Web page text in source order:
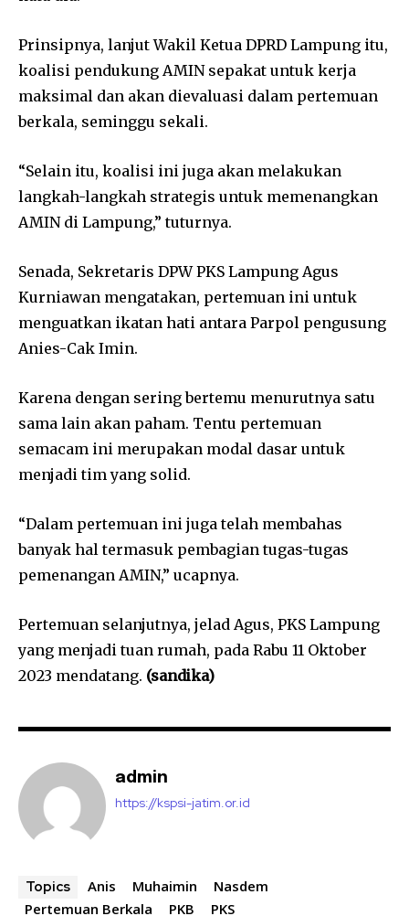
Prinsipnya, lanjut Wakil Ketua DPRD Lampung itu,
koalisi pendukung AMIN sepakat untuk kerja
maksimal dan akan dievaluasi dalam pertemuan
berkala, seminggu sekali.
“Selain itu, koalisi ini juga akan melakukan
langkah-langkah strategis untuk memenangkan
AMIN di Lampung,” tuturnya.
Senada, Sekretaris DPW PKS Lampung Agus
Kurniawan mengatakan, pertemuan ini untuk
menguatkan ikatan hati antara Parpol pengusung
Anies-Cak Imin.
Karena dengan sering bertemu menurutnya satu
sama lain akan paham. Tentu pertemuan
semacam ini merupakan modal dasar untuk
menjadi tim yang solid.
“Dalam pertemuan ini juga telah membahas
banyak hal termasuk pembagian tugas-tugas
pemenangan AMIN,” ucapnya.
Pertemuan selanjutnya, jelad Agus, PKS Lampung
yang menjadi tuan rumah, pada Rabu 11 Oktober
2023 mendatang. (sandika)
admin
https://kspsi-jatim.or.id
Topics Anis Muhaimin
Nasdem
Pertemuan Berkala
PKB
PKS